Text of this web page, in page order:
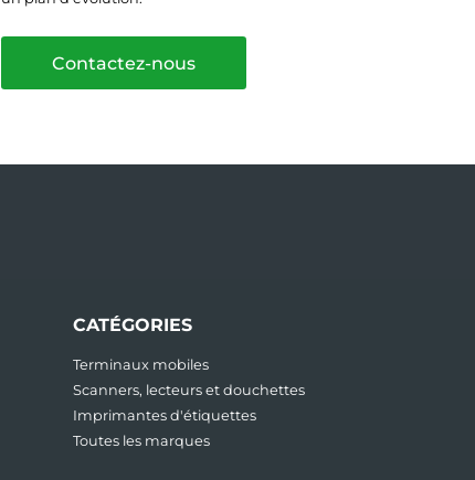
Contactez-nous
CATÉGORIES
Terminaux mobiles
Scanners, lecteurs et douchettes
Imprimantes d'étiquettes
Toutes les marques